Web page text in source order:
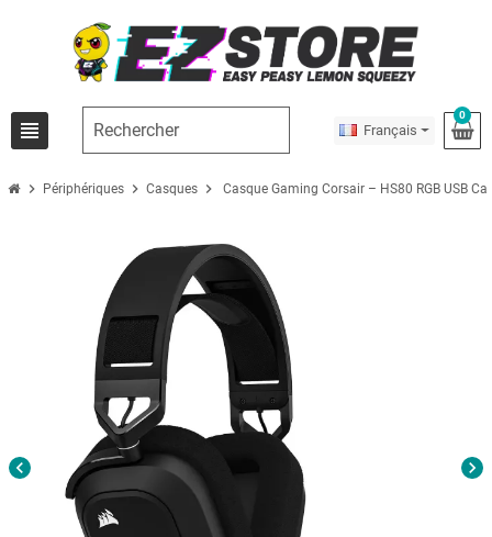
view_headline Français
0
chevron_right Périphériques chevron_right Casques chevron_right Casque Gaming Corsair – HS80 RGB USB
chevron_left chevron_right